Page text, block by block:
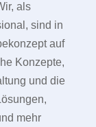
als
sind in
auf
Konzepte,
und die
mehr